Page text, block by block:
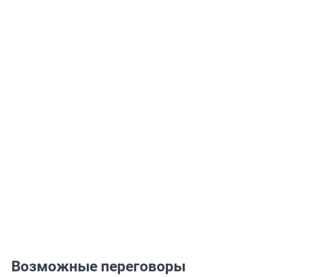
Возможные переговоры